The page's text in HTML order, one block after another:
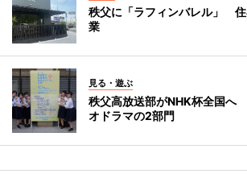
秩父に「ラフィンバレル」
業
見る・遊ぶ
秩父高放送部がNHK杯全国へ
オドラマの2部門